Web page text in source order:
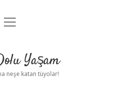
Uyarı
menüyü
Yaşam
neşe katan tüyolar!